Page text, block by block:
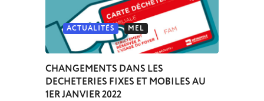
ACTUALITÉS MEL
CHANGEMENTS DANS LES
DECHETERIES FIXES ET MOBILES AU
1ER JANVIER 2022